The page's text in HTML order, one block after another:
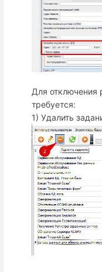
Для отключения
требуется:
1) Удалить